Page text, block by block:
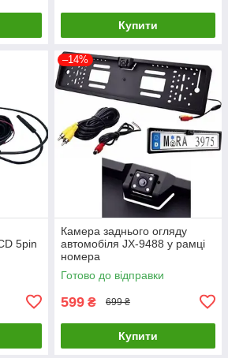
Купити
5pin
–14%
Камера заднього огляду
автомобіля JX-9488 у рамці
номера
Готово до відправки
599 ₴ 699 ₴
Купити